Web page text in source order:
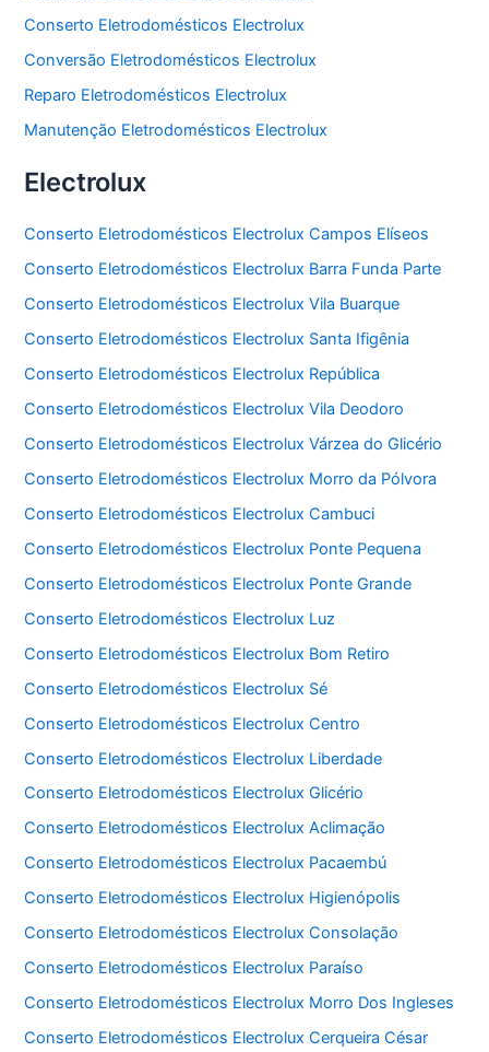
Conserto Eletrodomésticos Electrolux
Conversão Eletrodomésticos Electrolux
Reparo Eletrodomésticos Electrolux
Manutenção Eletrodomésticos Electrolux
Electrolux
Conserto Eletrodomésticos Electrolux Campos Elíseos
Conserto Eletrodomésticos Electrolux Barra Funda Parte
Conserto Eletrodomésticos Electrolux Vila Buarque
Conserto Eletrodomésticos Electrolux Santa Ifigênia
Conserto Eletrodomésticos Electrolux República
Conserto Eletrodomésticos Electrolux Vila Deodoro
Conserto Eletrodomésticos Electrolux Várzea do Glicério
Conserto Eletrodomésticos Electrolux Morro da Pólvora
Conserto Eletrodomésticos Electrolux Cambuci
Conserto Eletrodomésticos Electrolux Ponte Pequena
Conserto Eletrodomésticos Electrolux Ponte Grande
Conserto Eletrodomésticos Electrolux Luz
Conserto Eletrodomésticos Electrolux Bom Retiro
Conserto Eletrodomésticos Electrolux Sé
Conserto Eletrodomésticos Electrolux Centro
Conserto Eletrodomésticos Electrolux Liberdade
Conserto Eletrodomésticos Electrolux Glicério
Conserto Eletrodomésticos Electrolux Aclimação
Conserto Eletrodomésticos Electrolux Pacaembú
Conserto Eletrodomésticos Electrolux Higienópolis
Conserto Eletrodomésticos Electrolux Consolação
Conserto Eletrodomésticos Electrolux Paraíso
Conserto Eletrodomésticos Electrolux Morro Dos Ingleses
Conserto Eletrodomésticos Electrolux Cerqueira César